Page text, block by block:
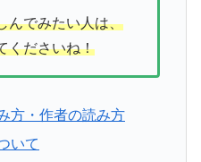
んでみたい人は、
くださいね！
方・作者の読み方
いて